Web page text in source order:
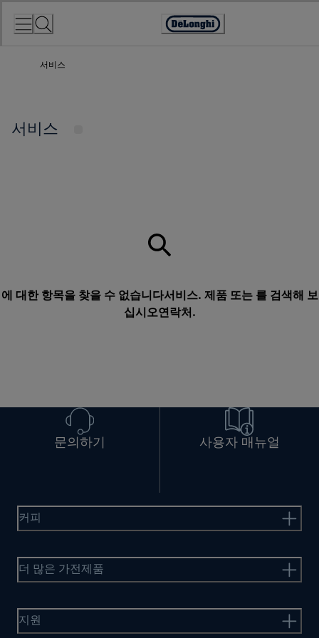
Accessibility
서비스
서비스
에 대한 항목을 찾을 수 없습니다서비스. 제품 또는 를 검색해 보
십시오연락처 .
문의하기 사용자 매뉴얼
커피
더 많은 가전제품
지원